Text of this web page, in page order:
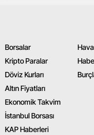
Borsalar
Kripto Paralar
Döviz Kurları
Altın Fiyatları
Ekonomik Takvim
İstanbul Borsası
KAP Haberleri